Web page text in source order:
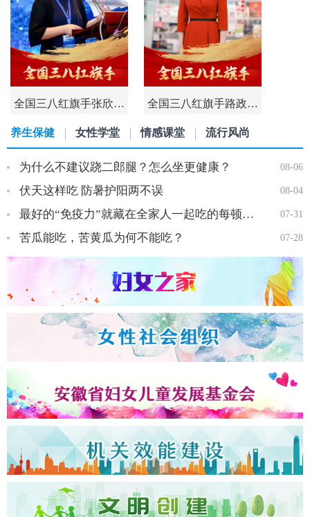
全国三八红旗手张欣… 全国三八红旗手路政…
全国三八红旗手王会知…
全国三八红旗手李丹…
养生保健 女性学堂 情感课堂 流行风尚
08-06
为什么不建议跷二郎腿？怎么坐更健康？
08-04
伏天这样吃 防暑护阳两不误
07-31
最好的“免疫力”就藏在全家人一起吃的每顿饭里…
07-28
苦瓜能吃，苦黄瓜为何不能吃？